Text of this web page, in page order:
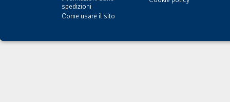
spedizioni
Come usare il sito